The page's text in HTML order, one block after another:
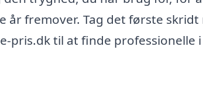
år fremover. Tag det første skridt
pris.dk til at finde professionelle